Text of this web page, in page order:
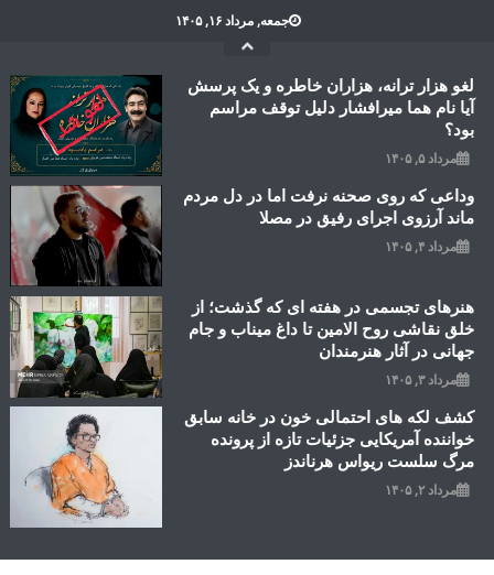
جمعه, مرداد ۱۶, ۱۴۰۵
لغو هزار ترانه، هزاران خاطره و یک پرسش
آیا نام هما میرافشار دلیل توقف مراسم
بود؟
مرداد ۵, ۱۴۰۵
وداعی که روی صحنه نرفت اما در دل مردم
ماند آرزوی اجرای رفیق در مصلا
مرداد ۴, ۱۴۰۵
هنرهای تجسمی در هفته ای که گذشت؛ از
خلق نقاشی روح الامین تا داغ میناب و جام
جهانی در آثار هنرمندان
مرداد ۳, ۱۴۰۵
کشف لکه های احتمالی خون در خانه سابق
خواننده آمریکایی جزئیات تازه از پرونده
مرگ سلست ریواس هرناندز
مرداد ۲, ۱۴۰۵